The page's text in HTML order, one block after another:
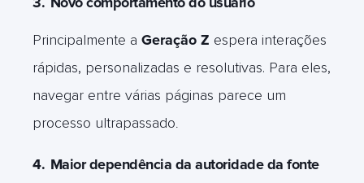
Principalmente a Geração Z espera interações
rápidas, personalizadas e resolutivas. Para eles,
navegar entre várias páginas parece um
processo ultrapassado.
4. Maior dependência da autoridade da fonte